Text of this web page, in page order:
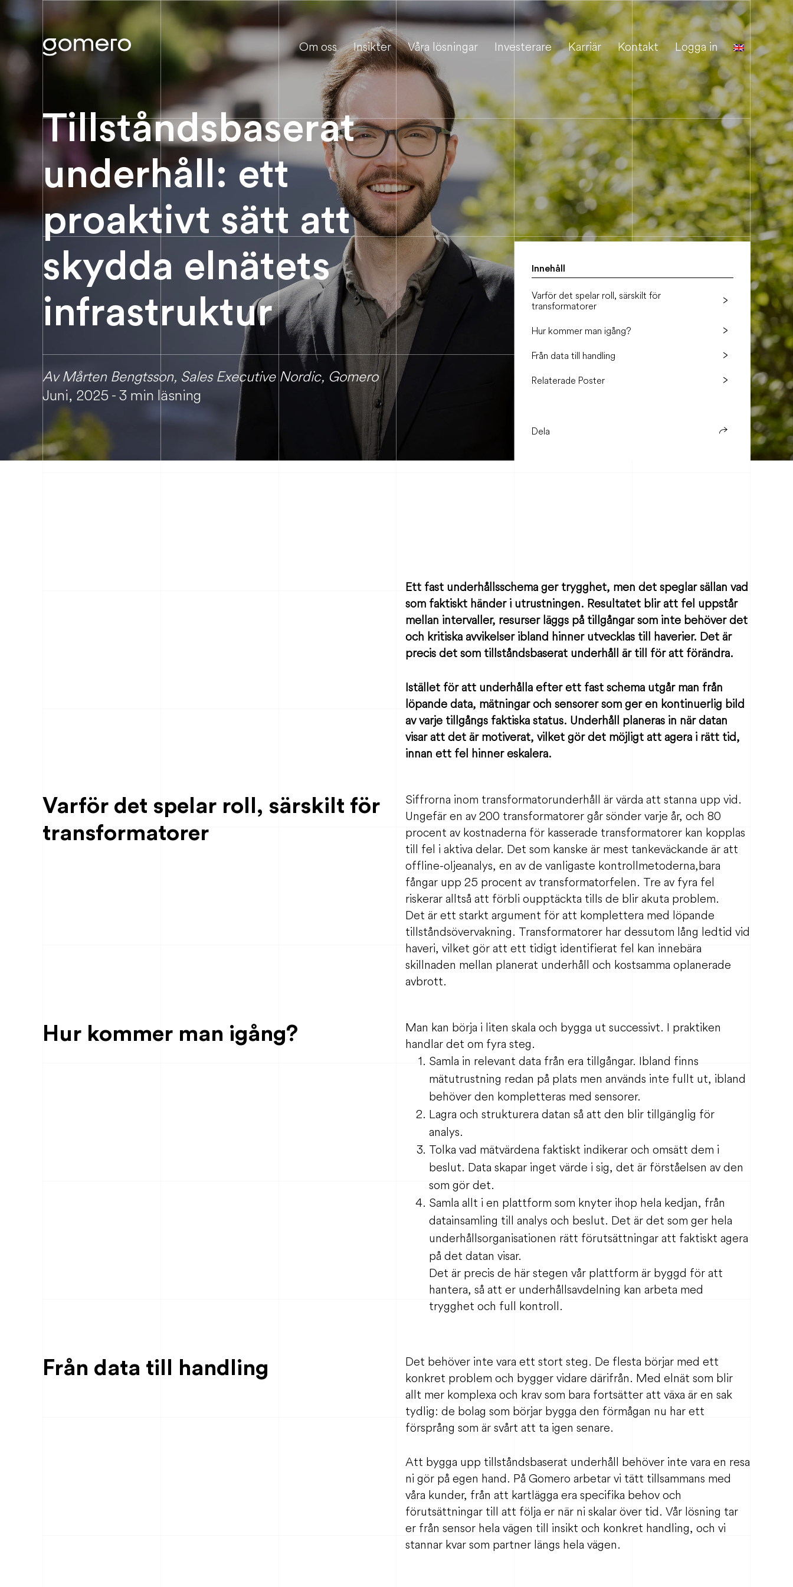
Om oss Insikter Våra lösningar Investerare Karriär Kontakt Logga in
Tillståndsbaserat
underhåll: ett
proaktivt sätt att
skydda elnätets
infrastruktur
Av Mårten Bengtsson, Sales Executive Nordic, Gomero
Juni, 2025 - 3 min läsning
Innehåll
Varför det spelar roll, särskilt för
transformatorer
Hur kommer man igång?
Från data till handling
Relaterade Poster
Dela
Ett fast underhållsschema ger trygghet, men det speglar sällan vad
som faktiskt händer i utrustningen. Resultatet blir att fel uppstår
mellan intervaller, resurser läggs på tillgångar som inte behöver det
och kritiska avvikelser ibland hinner utvecklas till haverier. Det är
precis det som tillståndsbaserat underhåll är till för att förändra.
Istället för att underhålla efter ett fast schema utgår man från
löpande data, mätningar och sensorer som ger en kontinuerlig bild
av varje tillgångs faktiska status. Underhåll planeras in när datan
visar att det är motiverat, vilket gör det möjligt att agera i rätt tid,
innan ett fel hinner eskalera.
Varför det spelar roll, särskilt för
transformatorer
Siffrorna inom transformatorunderhåll är värda att stanna upp vid.
Ungefär en av 200 transformatorer går sönder varje år, och 80
procent av kostnaderna för kasserade transformatorer kan kopplas
till fel i aktiva delar. Det som kanske är mest tankeväckande är att
offline-oljeanalys, en av de vanligaste kontrollmetoderna,bara
fångar upp 25 procent av transformatorfelen. Tre av fyra fel
riskerar alltså att förbli oupptäckta tills de blir akuta problem.
Det är ett starkt argument för att komplettera med löpande
tillståndsövervakning. Transformatorer har dessutom lång ledtid vid
haveri, vilket gör att ett tidigt identifierat fel kan innebära
skillnaden mellan planerat underhåll och kostsamma oplanerade
avbrott.
Hur kommer man igång?
Man kan börja i liten skala och bygga ut successivt. I praktiken
handlar det om fyra steg.
Samla in relevant data från era tillgångar. Ibland finns
mätutrustning redan på plats men används inte fullt ut, ibland
behöver den kompletteras med sensorer.
Lagra och strukturera datan så att den blir tillgänglig för
analys.
Tolka vad mätvärdena faktiskt indikerar och omsätt dem i
beslut. Data skapar inget värde i sig, det är förståelsen av den
som gör det.
Samla allt i en plattform som knyter ihop hela kedjan, från
datainsamling till analys och beslut. Det är det som ger hela
underhållsorganisationen rätt förutsättningar att faktiskt agera
på det datan visar.
Det är precis de här stegen vår plattform är byggd för att
hantera, så att er underhållsavdelning kan arbeta med
trygghet och full kontroll.
Från data till handling
Det behöver inte vara ett stort steg. De flesta börjar med ett
konkret problem och bygger vidare därifrån. Med elnät som blir
allt mer komplexa och krav som bara fortsätter att växa är en sak
tydlig: de bolag som börjar bygga den förmågan nu har ett
försprång som är svårt att ta igen senare.
Att bygga upp tillståndsbaserat underhåll behöver inte vara en resa
ni gör på egen hand. På Gomero arbetar vi tätt tillsammans med
våra kunder, från att kartlägga era specifika behov och
förutsättningar till att följa er när ni skalar över tid. Vår lösning tar
er från sensor hela vägen till insikt och konkret handling, och vi
stannar kvar som partner längs hela vägen.